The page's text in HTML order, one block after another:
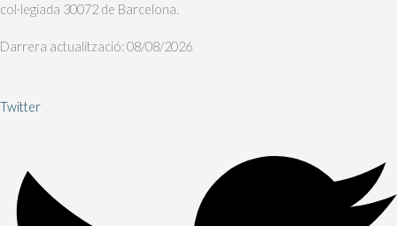
col·legiada 30072 de Barcelona.
Darrera actualització: 08/08/2026
Twitter